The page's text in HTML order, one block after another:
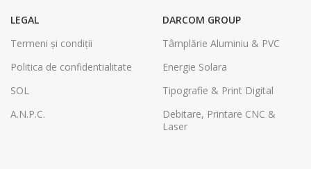
LEGAL
Termeni și condiții
Politica de confidentialitate
SOL
A.N.P.C.
DARCOM GROUP
Tâmplărie Aluminiu & PVC
Energie Solara
Tipografie & Print Digital
Debitare, Printare CNC &
Laser